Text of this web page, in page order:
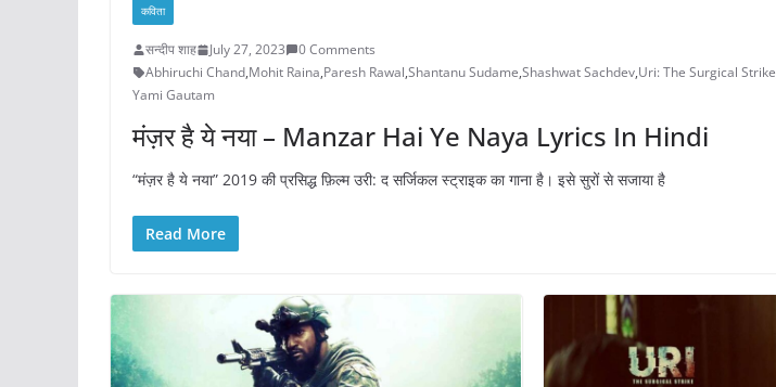
कविता
सन्दीप शाह July 27, 2023
0 Comments
Abhiruchi Chand,Mohit Raina,Paresh Rawal,Shantanu Sudame,Shashwat Sachdev,Uri: The Surgical Strike
Yami Gautam
मंज़र है ये नया – Manzar Hai Ye Naya Lyrics In Hindi
“मंज़र है ये नया” 2019 की प्रसिद्ध फ़िल्म उरी: द सर्जिकल स्ट्राइक का गाना है। इसे सुरों से सजाया है
Read More